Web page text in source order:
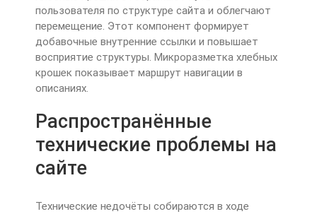
пользователя по структуре сайта и облегчают
перемещение. Этот компонент формирует
добавочные внутренние ссылки и повышает
восприятие структуры. Микроразметка хлебных
крошек показывает маршрут навигации в
описаниях.
Распространённые
технические проблемы на
сайте
Технические недочёты собираются в ходе